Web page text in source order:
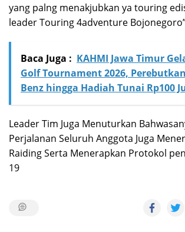
yang palng menakjubkan ya touring
leader Touring 4adventure
Baca Juga : KAHMI Jawa Timur
Golf Tournament 2026,
Benz hingga Hadiah Tunai Rp100
Leader Tim Juga Menuturkan
Perjalanan Seluruh Anggota Juga
Raiding Serta Menerapkan Protokol
19